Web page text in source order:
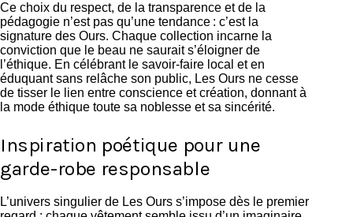
Ce choix du respect, de la transparence et de la
pédagogie n’est pas qu’une tendance : c’est la
signature des Ours. Chaque collection incarne la
conviction que le beau ne saurait s’éloigner de
l’éthique. En célébrant le savoir-faire local et en
éduquant sans relâche son public, Les Ours ne cesse
de tisser le lien entre conscience et création, donnant à
la mode éthique toute sa noblesse et sa sincérité.
Inspiration poétique pour une
garde-robe responsable
L’univers singulier de Les Ours s’impose dès le premier